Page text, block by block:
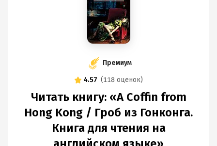
Премиум
4.57 (118 оценок)
Читать книгу: «A Coffin from
Hong Kong / Гроб из Гонконга.
Книга для чтения на